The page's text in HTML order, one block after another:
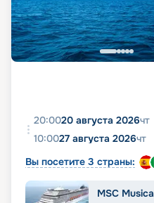
20:0020 августа 2026чт
10:0027 августа 2026чт
Вы посетите 3 страны:
MSC Musica